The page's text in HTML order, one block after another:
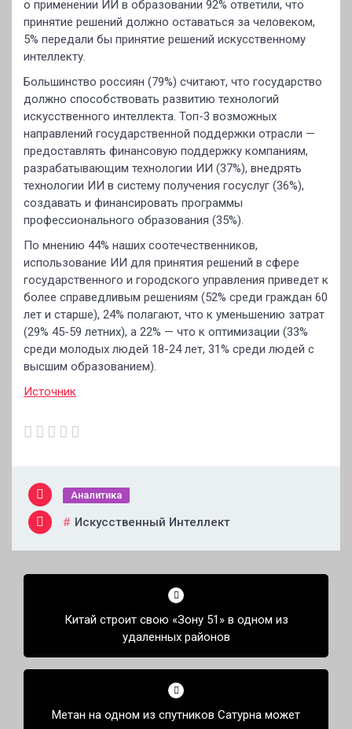
о применении ИИ в образовании 92% ответили, что
принятие решений должно оставаться за человеком,
5% передали бы принятие решений искусственному
интеллекту.
Большинство россиян (79%) считают, что государство
должно способствовать развитию технологий
искусственного интеллекта. Топ-3 возможных
направлений государственной поддержки отрасли —
предоставлять финансовую поддержку компаниям,
разрабатывающим технологии ИИ (37%), внедрять
технологии ИИ в систему получения госуслуг (36%),
создавать и финансировать программы
профессионального образования (35%).
По мнению 44% наших соотечественников,
использование ИИ для принятия решений в сфере
государственного и городского управления приведет к
более справедливым решениям (52% среди граждан 60
лет и старше), 24% полагают, что к уменьшению затрат
(29% 45-59 летних), а 22% — что к оптимизации (33%
среди молодых людей 18-24 лет, 31% среди людей с
высшим образованием).
Источник
Аналитика
Искусственный Интеллект
Навигация
записямКитай строит свою «Зону 51» в одном из
удаленных районов
Метан на одном из спутников Сатурна может